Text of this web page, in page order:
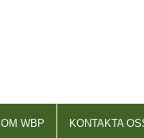
OM WBP KONTAKTA